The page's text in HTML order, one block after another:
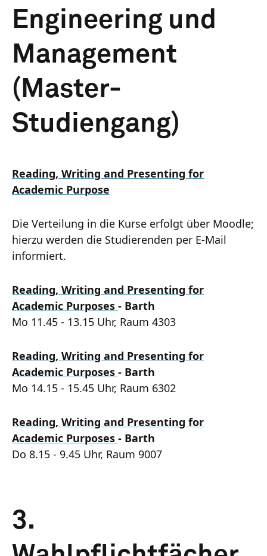
Engineering und
Management
(Master-
Studiengang)
Reading, Writing and Presenting for
Academic Purpose
Die Verteilung in die Kurse erfolgt über Moodle;
hierzu werden die Studierenden per E-Mail
informiert.
Reading, Writing and Presenting for
Academic Purposes - Barth
Mo 11.45 - 13.15 Uhr, Raum 4303
Reading, Writing and Presenting for
Academic Purposes - Barth
Mo 14.15 - 15.45 Uhr, Raum 6302
Reading, Writing and Presenting for
Academic Purposes - Barth
Do 8.15 - 9.45 Uhr, Raum 9007
3.